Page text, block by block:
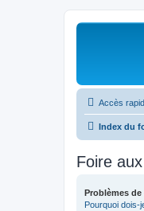
Accès
Index du
Foire
Problèmes
Pourquoi dois-